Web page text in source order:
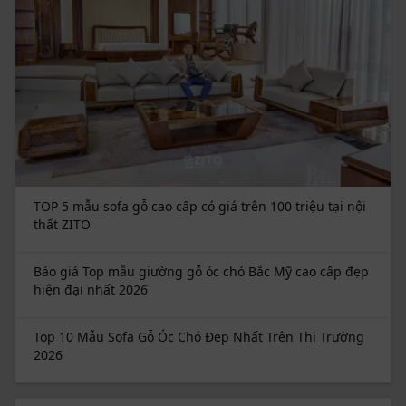
các căn hộ cao cấp quốc tế.
Khu vực phân cách giữa phòng khách và phòng bếp được đội ngũ
kiến trúc sư của ZITO bố trí làm nơi trưng bày gậy đánh golf của
gia chủ
Toàn cảnh không gian bếp trong dự án thiết kế nội thất chung cư
trữ
TOP 5 mẫu sofa gỗ cao cấp có giá trên 100 triệu tại nội
thất ZITO
Báo giá Top mẫu giường gỗ óc chó Bắc Mỹ cao cấp đẹp
hiện đại nhất 2026
Top 10 Mẫu Sofa Gỗ Óc Chó Đẹp Nhất Trên Thị Trường
2026